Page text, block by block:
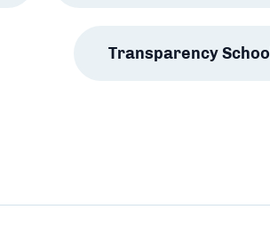
Transparency School